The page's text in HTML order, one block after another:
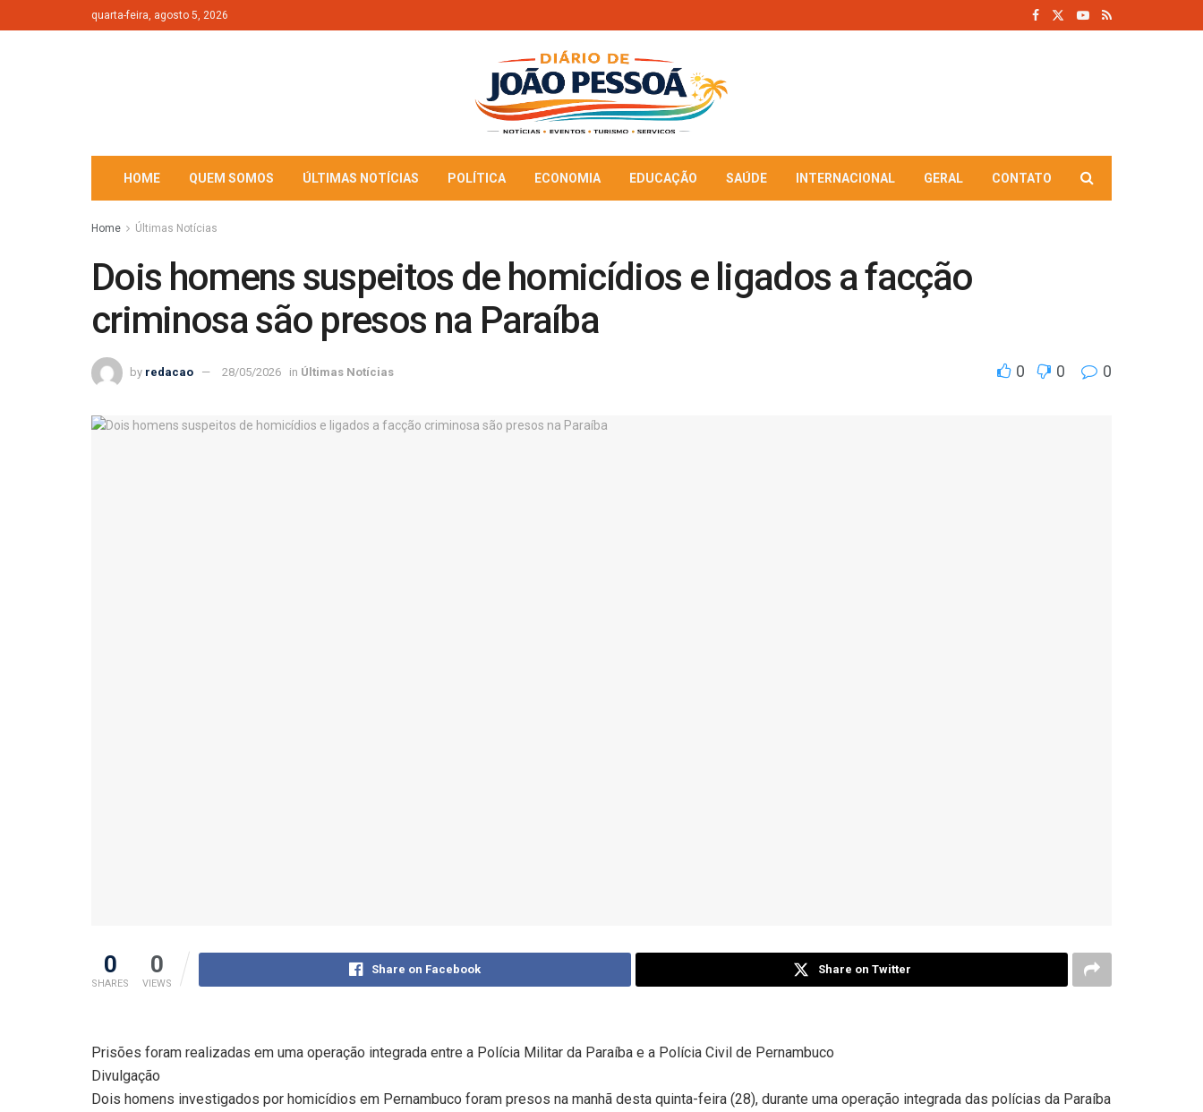
quarta-feira, agosto 5, 2026
HOME QUEM SOMOS ÚLTIMAS NOTÍCIAS POLÍTICA ECONOMIA EDUCAÇÃO SAÚDE INTERNACIONAL GERAL CONTATO
Home Últimas Notícias
Dois homens suspeitos de homicídios e ligados a facção
criminosa são presos na Paraíba
by redacao 28/05/2026 in Últimas Notícias 0 0 0
0
SHARES
0
VIEWS
Share on Facebook Share on Twitter
Prisões foram realizadas em uma operação integrada entre a Polícia Militar da Paraíba e a Polícia Civil de Pernambuco
Divulgação
Dois homens investigados por homicídios em Pernambuco foram presos na manhã desta quinta-feira (28), durante uma operação integrada das polícias da Paraíba